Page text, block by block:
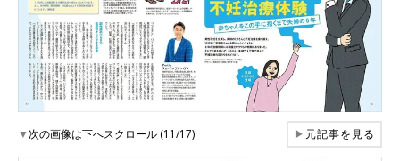
▼次の画像は下へスクロール (11/17) ▶元記事を見る